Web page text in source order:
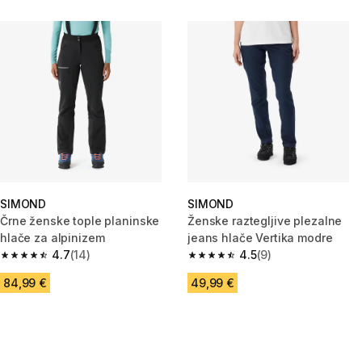
SIMOND
Črne ženske tople planinske
hlače za alpinizem
4.7
4.7 od 5 zvezdic from 14 ocene
(14)
84,99 €
SIMOND
Ženske raztegljive plezalne
jeans hlače Vertika modre
4.5
4.5 od 5 zvezdic from 9 ocene
(9)
49,99 €